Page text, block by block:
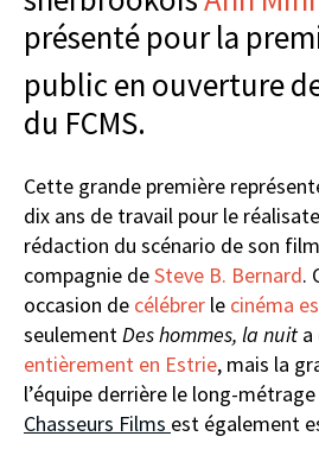
présenté pour la
public en ouverture
du FCMS.
Cette grande première
dix ans de travail pour le
rédaction du scénario de son
compagnie deSteve B. Bernard.
occasion de célébrer le cinéma
seulementDes hommes, la nuit
entièrement en Estrie, mais la
l’équipe derrière le long-
Chasseurs Films est également